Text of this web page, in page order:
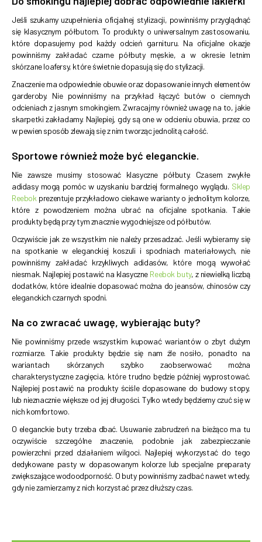
Jeśli szukamy uzupełnienia oficjalnej stylizacji, powinniśmy przyglądnąć
się klasycznym półbutom. To produkty o uniwersalnym zastosowaniu,
które dopasujemy pod każdy odcień garnituru. Na oficjalne okazje
powinniśmy zakładać czarne półbuty męskie, a w okresie letnim
skórzane loafersy, które świetnie dopasują się do stylizacji.
Znaczenie ma odpowiednie obuwie oraz dopasowanie innych elementów
garderoby. Nie powinniśmy na przykład łączyć butów o ciemnych
odcieniach z jasnym smokingiem. Zwracajmy również uwagę na to, jakie
skarpetki zakładamy. Najlepiej, gdy są one w odcieniu obuwia, przez co
w pewien sposób zlewają się z nim tworząc jednolitą całość.
Sportowe również może być eleganckie.
Nie zawsze musimy stosować klasyczne półbuty. Czasem zwykłe
adidasy mogą pomóc w uzyskaniu bardziej formalnego wyglądu. Sklep
Reebok prezentuje przykładowo ciekawe warianty o jednolitym kolorze,
które z powodzeniem można ubrać na oficjalne spotkania. Takie
produkty będą przy tym znacznie wygodniejsze od półbutów.
Oczywiście jak ze wszystkim nie należy przesadzać. Jeśli wybieramy się
na spotkanie w eleganckiej koszuli i spodniach materiałowych, nie
powinniśmy zakładać krzykliwych adidasów, które mogą wywołać
niesmak. Najlepiej postawić na klasyczne Reebok buty, z niewielką liczbą
dodatków, które idealnie dopasować można do jeansów, chinosów czy
eleganckich czarnych spodni.
Na co zwracać uwagę, wybierając buty?
Nie powinniśmy przede wszystkim kupować wariantów o zbyt dużym
rozmiarze. Takie produkty będzie się nam źle nosiło, ponadto na
wariantach skórzanych szybko zaobserwować można
charakterystyczne zagięcia, które trudno będzie później wyprostować.
Najlepiej postawić na produkty ściśle dopasowane do budowy stopy,
lub nieznacznie większe od jej długości. Tylko wtedy będziemy czuć się w
nich komfortowo.
O eleganckie buty trzeba dbać. Usuwanie zabrudzeń na bieżąco ma tu
oczywiście szczególne znaczenie, podobnie jak zabezpieczanie
powierzchni przed działaniem wilgoci. Najlepiej wykorzystać do tego
dedykowane pasty w dopasowanym kolorze lub specjalne preparaty
zwiększające wodoodporność. O buty powinniśmy zadbać nawet wtedy,
gdy nie zamierzamy z nich korzystać przez dłuższy czas.